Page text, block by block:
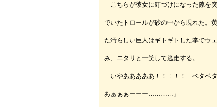
こちらが彼女に釘づけになった隙を
でいたトロールが砂の中から現れた。
た汚らしい巨人はギトギトした掌でウ
み、ニタリと一笑して逃走する。
「いやあああああ！！！！！ ベタベ
あぁぁぁーーー…………」